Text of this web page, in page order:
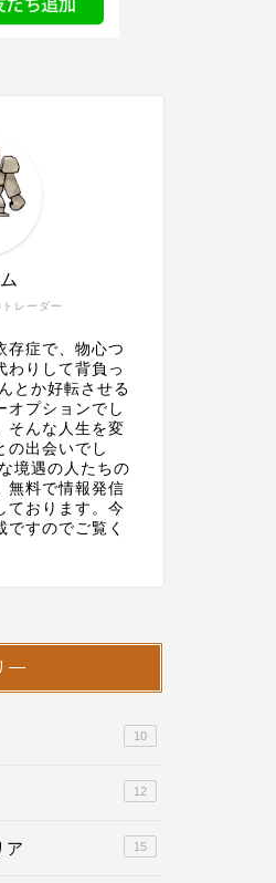
レーダー
存症で、物心つ
わりして背負っ
とか好転させる
オプションでし
そんな人生を変
の出会いでし
境遇の人たちの
無料で情報発信
ております。今
ですのでご覧く
―
10
12
ア 15